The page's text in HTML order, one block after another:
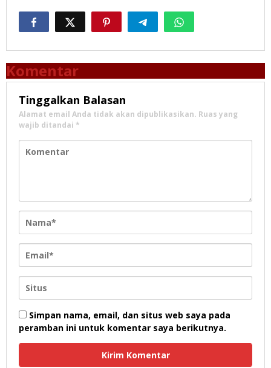
Komentar
Tinggalkan Balasan
Alamat email Anda tidak akan dipublikasikan. Ruas yang
wajib ditandai *
Simpan nama, email, dan situs web saya pada
peramban ini untuk komentar saya berikutnya.